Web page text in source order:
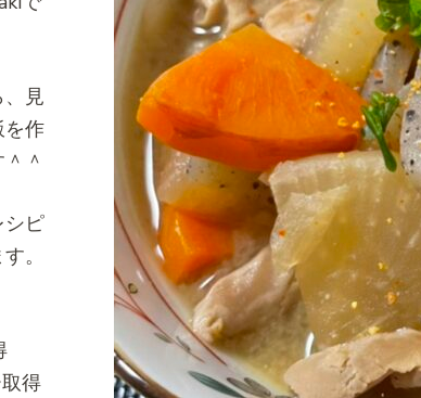
見
を作
＾
シピ
。
得